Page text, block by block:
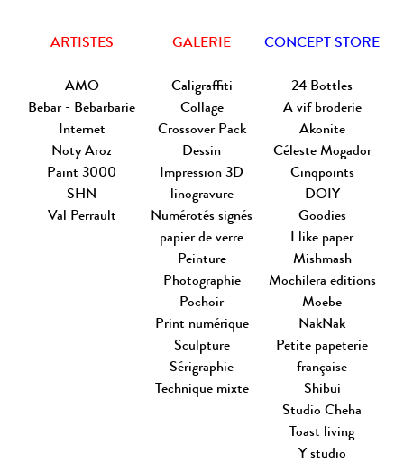
ARTISTES
AMO
Bebar - Bebarbarie
Internet
Noty Aroz
Paint 3000
SHN
Val Perrault
GALERIE
Caligraffiti
Collage
Crossover Pack
Dessin
Impression 3D
linogravure
Numérotés signés
papier de verre
Peinture
Photographie
Pochoir
Print numérique
Sculpture
Sérigraphie
Technique mixte
CONCEPT STORE
24 Bottles
A vif broderie
Akonite
Céleste Mogador
Cinqpoints
DOIY
Goodies
I like paper
Mishmash
Mochilera editions
Moebe
NakNak
Petite papeterie
française
Shibui
Studio Cheha
Toast living
Y studio